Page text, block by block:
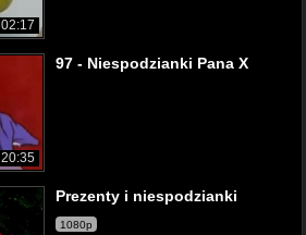
02:17
20:35
97 - Niespodzianki Pana X
Prezenty i niespodzianki
1080p